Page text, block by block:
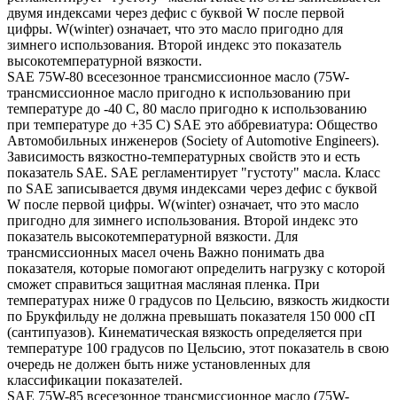
двумя индексами через дефис с буквой W после первой
цифры. W(winter) означает, что это масло пригодно для
зимнего использования. Второй индекс это показатель
высокотемпературной вязкости.
SAE 75W-80 всесезонное трансмиссионное масло (75W-
трансмиссионное масло пригодно к использованию при
температуре до -40 С, 80 масло пригодно к использованию
при температуре до +35 С) SAE это аббревиатура: Общество
Автомобильных инженеров (Society of Automotive Engineers).
Зависимость вязкостно-температурных свойств это и есть
показатель SAE. SAE регламентирует "густоту" масла. Класс
по SAE записывается двумя индексами через дефис с буквой
W после первой цифры. W(winter) означает, что это масло
пригодно для зимнего использования. Второй индекс это
показатель высокотемпературной вязкости. Для
трансмиссионных масел очень Важно понимать два
показателя, которые помогают определить нагрузку с которой
сможет справиться защитная масляная пленка. При
температурах ниже 0 градусов по Цельсию, вязкость жидкости
по Брукфильду не должна превышать показателя 150 000 сП
(сантипуазов). Кинематическая вязкость определяется при
температуре 100 градусов по Цельсию, этот показатель в свою
очередь не должен быть ниже установленных для
классификации показателей.
SAE 75W-85 всесезонное трансмиссионное масло (75W-